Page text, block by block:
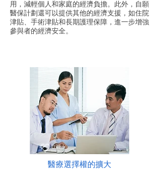
用，減輕個人和家庭的經濟負擔。此外，自願
醫保計劃還可以提供其他的經濟支援，如住院
津貼、手術津貼和長期護理保障，進一步增強
參與者的經濟安全。
醫療選擇權的擴大